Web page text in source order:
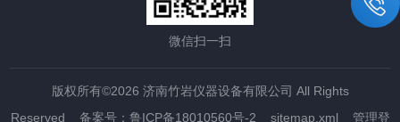
微信扫一扫
版权所有©2026 济南竹岩仪器设备有限公司 All Rights
Reserved 备案号：鲁ICP备18010560号-2 sitemap.xml 管理登